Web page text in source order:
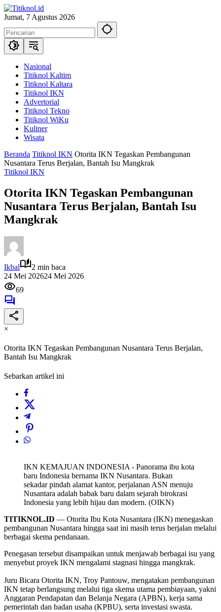
Langsung
ke
Jumat, 7 Agustus 2026
Nasional
Titiknol Kaltim
Titiknol Kaltara
Titiknol IKN
Advertorial
Titiknol Tekno
Titiknol WiKu
Kuliner
Wisata
Beranda Titiknol IKN Otorita IKN Tegaskan Pembangunan
Nusantara Terus Berjalan, Bantah Isu Mangkrak
Titiknol IKN
Otorita IKN Tegaskan Pembangunan
Nusantara Terus Berjalan, Bantah Isu
Mangkrak
Ikbal
2 min baca
24 Mei 202624 Mei 2026
69
×
Otorita IKN Tegaskan Pembangunan Nusantara Terus Berjalan,
Bantah Isu Mangkrak
Sebarkan artikel ini
IKN KEMAJUAN INDONESIA - Panorama ibu kota
baru Indonesia bernama IKN Nusantara. Bukan
sekadar pindah alamat kantor, perjalanan ASN menuju
Nusantara adalah babak baru dalam sejarah birokrasi
Indonesia yang lebih hijau dan modern. (OIKN)
TITIKNOL.ID — Otorita Ibu Kota Nusantara (IKN) menegaskan
pembangunan Nusantara hingga saat ini masih terus berjalan melalui
berbagai skema pendanaan.
Penegasan tersebut disampaikan untuk menjawab berbagai isu yang
menyebut proyek IKN mengalami stagnasi hingga mangkrak.
‎Juru Bicara Otorita IKN, Troy Pantouw, mengatakan pembangunan
IKN tetap berlangsung melalui tiga skema utama pembiayaan, yakni
Anggaran Pendapatan dan Belanja Negara (APBN), kerja sama
pemerintah dan badan usaha (KPBU), serta investasi swasta.